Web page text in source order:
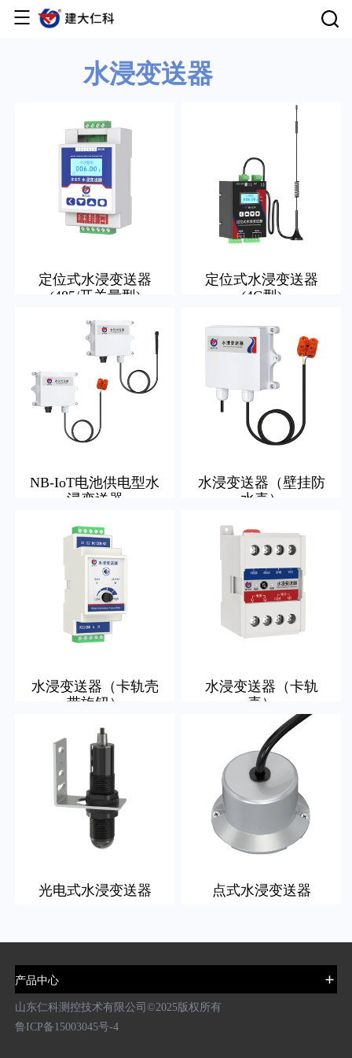
解决方案
水浸变送器
定位式水浸变送器
(485/开关量型)
定位式水浸变送器
(4G型)
NB-IoT电池供电型水
浸变送器
水浸变送器（壁挂防
水壳）
水浸变送器（卡轨壳
带旋钮）
水浸变送器（卡轨
壳）
光电式水浸变送器 点式水浸变送器
产品中心
山东仁科测控技术有限公司©️2025版权所有
鲁ICP备15003045号-4